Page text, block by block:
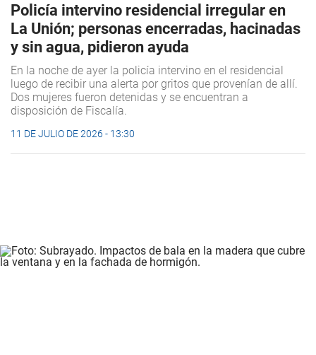
Policía intervino residencial irregular en
La Unión; personas encerradas, hacinadas
y sin agua, pidieron ayuda
En la noche de ayer la policía intervino en el residencial
luego de recibir una alerta por gritos que provenían de allí.
Dos mujeres fueron detenidas y se encuentran a
disposición de Fiscalía.
11 DE JULIO DE 2026 - 13:30